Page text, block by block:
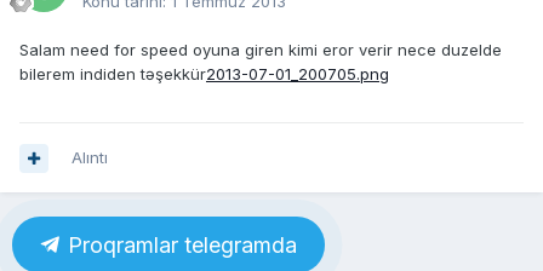
Salam need for speed oyuna giren kimi eror verir nece duzelde
bilerem indiden təşekkür2013-07-01_200705.png
Alıntı
Proqramlar telegramda